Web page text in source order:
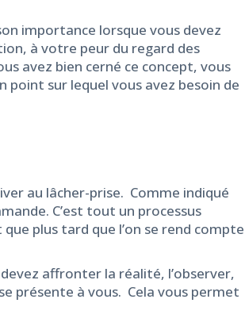
importance lorsque vous devez
à votre peur du regard des
avez bien cerné ce concept, vous
sur lequel vous avez besoin de
au lâcher-prise. Comme indiqué
C’est tout un processus
plus tard que l’on se rend compte
affronter la réalité, l’observer,
présente à vous. Cela vous permet